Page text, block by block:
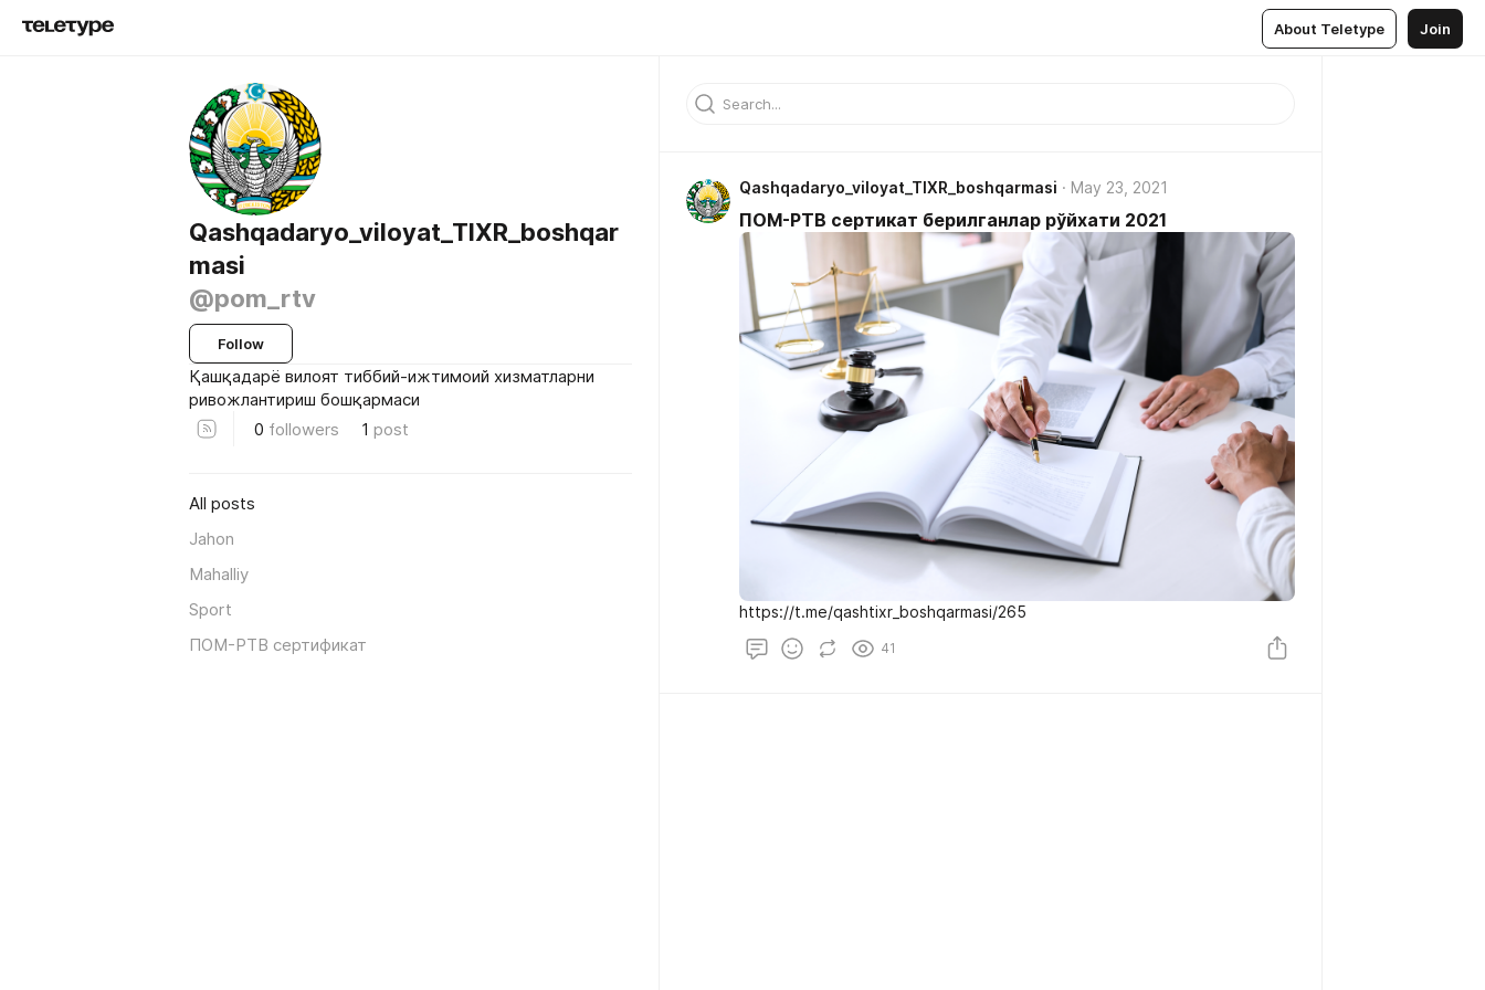
About Teletype Join
Qashqadaryo_viloyat_TIXR_boshqar
masi
@pom_rtv
Follow
Қашқадарё вилоят тиббий-ижтимоий хизматларни
ривожлантириш бошқармаси
0 followers 1 post
All posts
Jahon
Mahalliy
Sport
ПОМ-РТВ сертификат
Qashqadaryo_viloyat_TIXR_boshqarmasi May 23, 2021
ПОМ-РТВ сертикат берилганлар рўйхати 2021
https://t.me/qashtixr_boshqarmasi/265
41